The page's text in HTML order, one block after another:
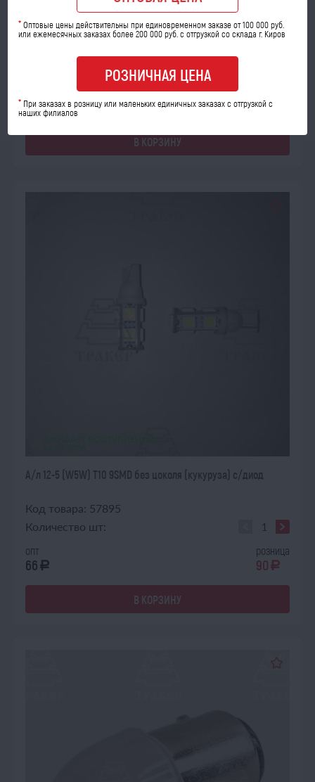
А/л 12-5 (R5W)-T15-12В-BA15S-G18-5LED с/диод
Количество шт:
65a 91 a
В КОРЗИНУ
А/л 12-5 (W5W) T10 9SMD без цоколя (кукуруза) с/диод
Код товара: 57895
Количество шт:
опт
66 a
розница
90 a
В КОРЗИНУ
*Оптовые цены действительны при единовременном заказе от 100 000 руб.
или ежемесячных заказах более 200 000 руб. с отгрузкой со склада г. Киров
РОЗНИЧНАЯ ЦЕНА
* При заказах в розницу или маленьких единичных заказах с отгрузкой с
наших филиалов